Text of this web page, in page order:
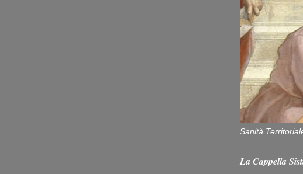
Sanità
La Cappella